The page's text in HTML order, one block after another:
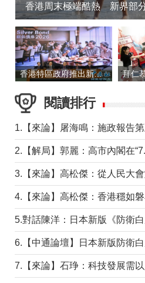
香港周末極端酷熱 新界部
香港特區政府推出新一批銀色債券 每手1萬元保底息4.25厘
閱讀排行